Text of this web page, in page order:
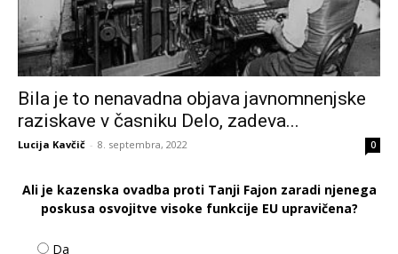
Bila je to nenavadna objava javnomnenjske
raziskave v časniku Delo, zadeva...
Lucija Kavčič - 8. septembra, 2022 0
Ali je kazenska ovadba proti Tanji Fajon zaradi njenega
poskusa osvojitve visoke funkcije EU upravičena?
Da